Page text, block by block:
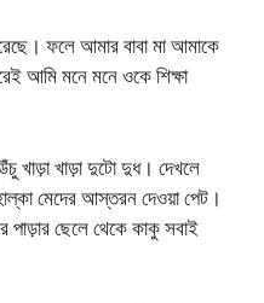
ফলে আমার বাবা মা আমাকে
আমি মনে মনে ওকে শিক্ষা
খাড়া খাড়া দুটো দুধ। দেখলে
মেদের আস্তরন দেওয়া পেট।
পাড়ার ছেলে থেকে কাকু সবাই